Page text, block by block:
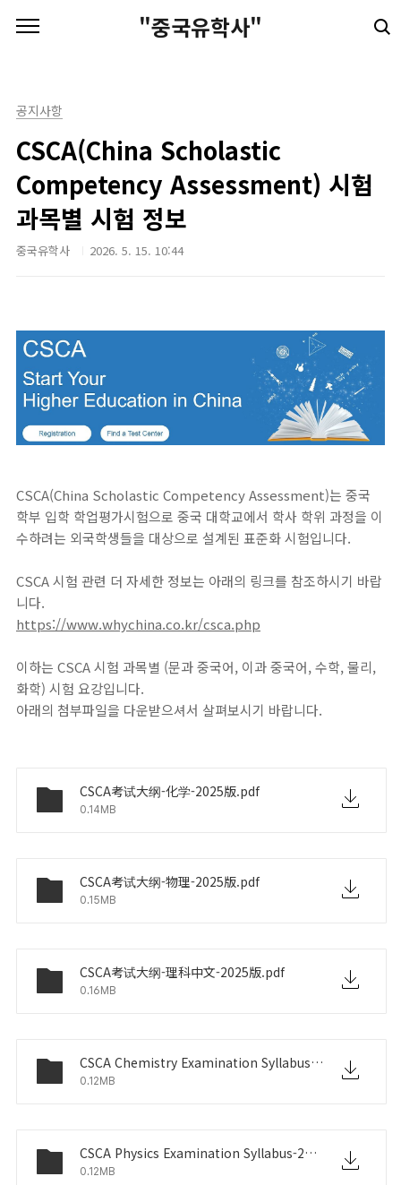
"중국유학사"
공지사항
CSCA(China Scholastic
Competency Assessment) 시험
과목별 시험 정보
중국유학사 2026. 5. 15. 10:44
CSCA(China Scholastic Competency Assessment)는 중국
학부 입학 학업평가시험으로 중국 대학교에서 학사 학위 과정을 이
수하려는 외국학생들을 대상으로 설계된 표준화 시험입니다.
CSCA 시험 관련 더 자세한 정보는 아래의 링크를 참조하시기 바랍
니다.
https://www.whychina.co.kr/csca.php
이하는 CSCA 시험 과목별 (문과 중국어, 이과 중국어, 수학, 물리,
화학) 시험 요강입니다.
아래의 첨부파일을 다운받으셔서 살펴보시기 바랍니다.
CSCA考试大纲-化学-2025版.pdf
0.14MB
CSCA考试大纲-物理-2025版.pdf
0.15MB
CSCA考试大纲-理科中文-2025版.pdf
0.16MB
CSCA Chemistry Examination Syllabus-2025.pdf
0.12MB
CSCA Physics Examination Syllabus-2025.pdf
0.12MB